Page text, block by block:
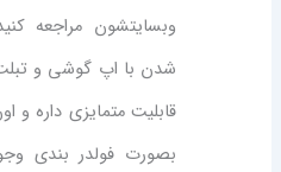
شدن با اپ گوشی و تبلت
قابلیت متمایزی داره و
بصورت فولدر بندی